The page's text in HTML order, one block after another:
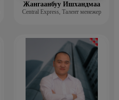
Жангаанбуу Ишхандмаа
Central Express, Талент менежер